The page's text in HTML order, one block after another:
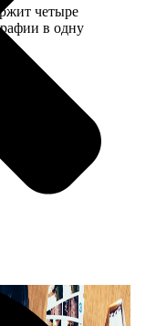
четыре
в одну